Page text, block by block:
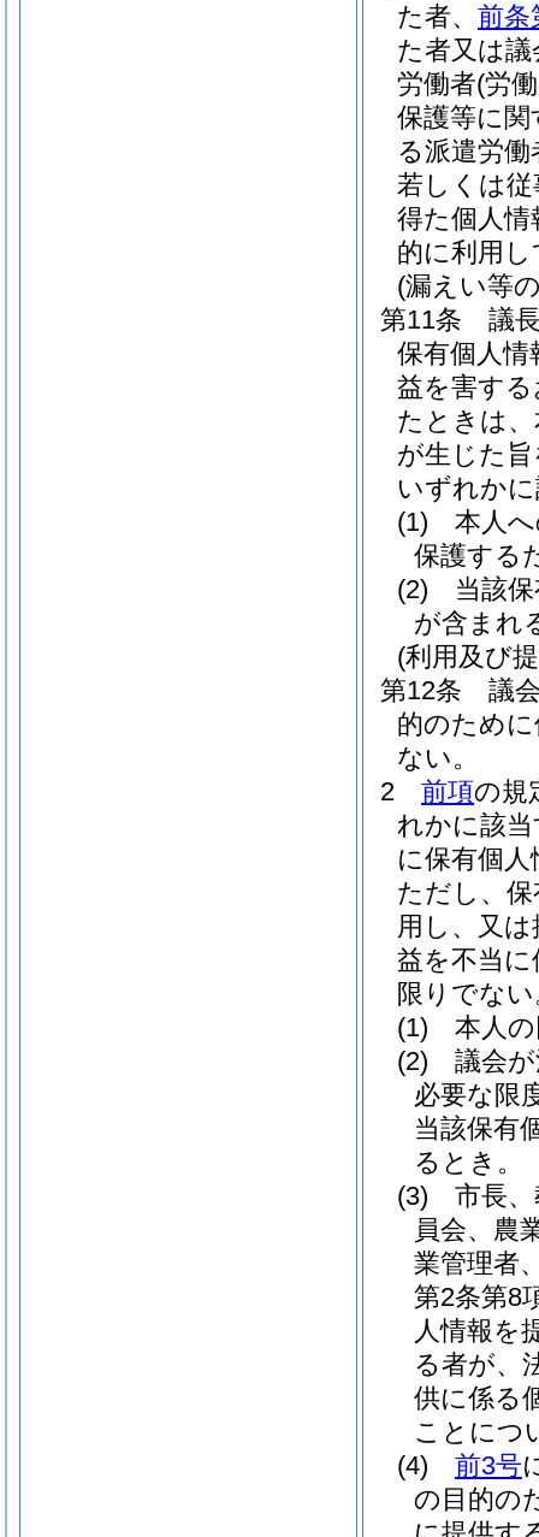
た者、 前条
た者又は
労働者(労
保護等に関
る派遣労
若しくは
得た個人
的に利用
(漏えい等
第11条
議
保有個人
益を害す
たときは
が生じた
いずれか
(1)
本人
保護する
(2)
当該
が含まれ
(利用及び
第12条
議
的のため
ない。
2
前項の規
れかに該
に保有個
ただし、
用し、又
益を不当
限りでな
(1)
本人
(2)
議会
必要な限
当該保有
るとき。
(3)
市長
員会、農
業管理者
第2条第8
人情報を
る者が、
供に係る
ことにつ
(4)
前3号
の目的の